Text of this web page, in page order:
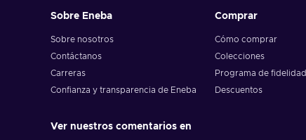
Sobre Eneba
Sobre nosotros
Contáctanos
Carreras
Confianza y transparencia de Eneba
Comprar
Cómo comprar
Colecciones
Programa de fidelidad
Descuentos
Ver nuestros comentarios en